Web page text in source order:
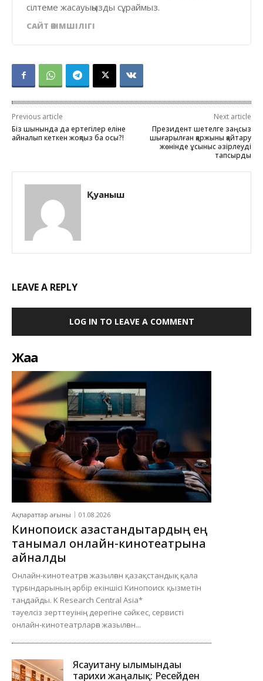
сілтеме жасауыңызды сұраймыз.
САЙТ ӘКІМШІЛІГІ
Previous article
Біз шынында да ертегілер еліне
айналып кеткен жоқпыз ба осы?!
Next article
Президент шетелге заңсыз
шығарылған қаржыны қайтару
жөнінде ұсыныс әзірлеуді
тапсырды
Қуаныш
LEAVE A REPLY
LOG IN TO LEAVE A COMMENT
Жаңа
Ақпараттар ағыны 01.08.2026
Кинопоиск қазақстандықтардың ең
танымал онлайн-кинотеатрына
айналды
Онлайн-кинотеатрға жазылған қазақстандық қала
тұрғындарының әрбір екіншісі Кинопоиск қызметін
таңдайды. K Research Central Asia*
тәуелсіз зерттеуінің дерегіне сәйкес, сервисті
онлайн-кинотеатрларға жазылған...
Ясауитану ғылымындағы
тарихи жаңалық: Ресейден